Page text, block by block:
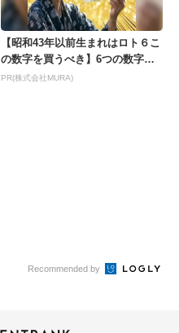
【昭和43年以前生まれはロト６こ
の数字を買うべき】6つの数字が
「完全一致」する方...
PR(株式会社MURA)
Recommended by